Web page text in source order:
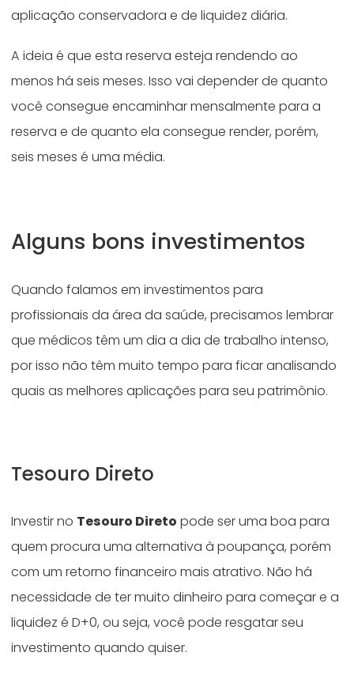
aplicação conservadora e de liquidez diária.
A ideia é que esta reserva esteja rendendo ao
menos há seis meses. Isso vai depender de quanto
você consegue encaminhar mensalmente para a
reserva e de quanto ela consegue render, porém,
seis meses é uma média.
Alguns bons investimentos
Quando falamos em investimentos para
profissionais da área da saúde, precisamos lembrar
que médicos têm um dia a dia de trabalho intenso,
por isso não têm muito tempo para ficar analisando
quais as melhores aplicações para seu patrimônio.
Tesouro Direto
Investir no Tesouro Direto pode ser uma boa para
quem procura uma alternativa à poupança, porém
com um retorno financeiro mais atrativo. Não há
necessidade de ter muito dinheiro para começar e a
liquidez é D+0, ou seja, você pode resgatar seu
investimento quando quiser.